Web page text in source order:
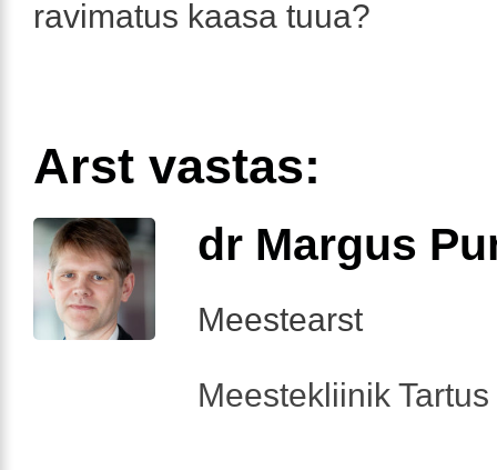
ravimatus kaasa tuua?
Arst vastas:
dr Margus
Meestearst
Meestekliinik